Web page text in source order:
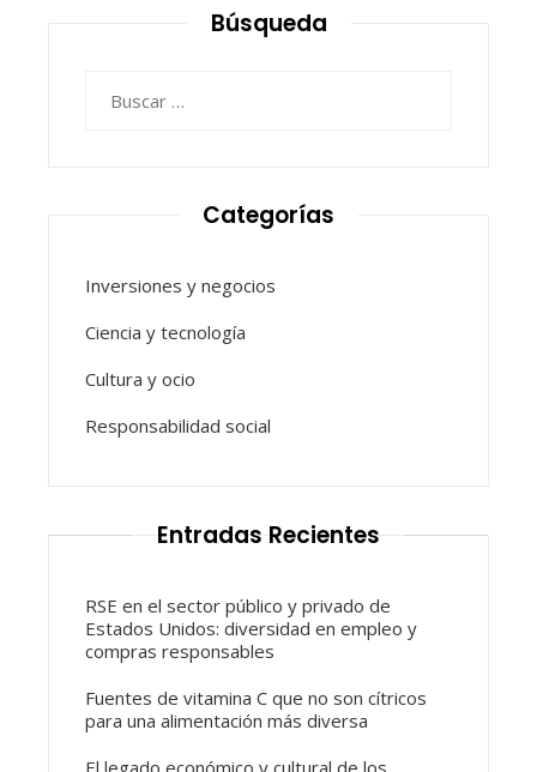
Búsqueda
Categorías
Inversiones y negocios
Ciencia y tecnología
Cultura y ocio
Responsabilidad social
Entradas Recientes
RSE en el sector público y privado de
Estados Unidos: diversidad en empleo y
compras responsables
Fuentes de vitamina C que no son cítricos
para una alimentación más diversa
El legado económico y cultural de los